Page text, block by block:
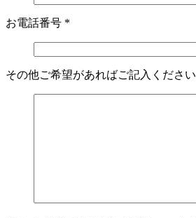
お電話番号 *
その他ご希望があればご記入ください